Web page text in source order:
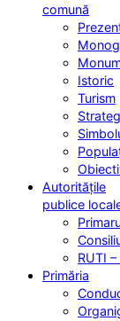
comună
Istoric
Turism
Autoritățile
publice
RUTI
Primăria